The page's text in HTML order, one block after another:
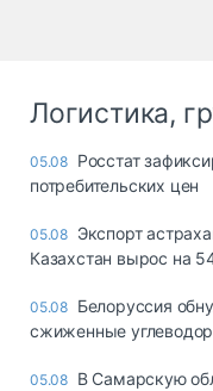
Логистика,
05.08 Росстат
потребительских цен
05.08 Экспорт
Казахстан вырос на
05.08 Белоруссия
сжиженные
05.08 В Самарскую